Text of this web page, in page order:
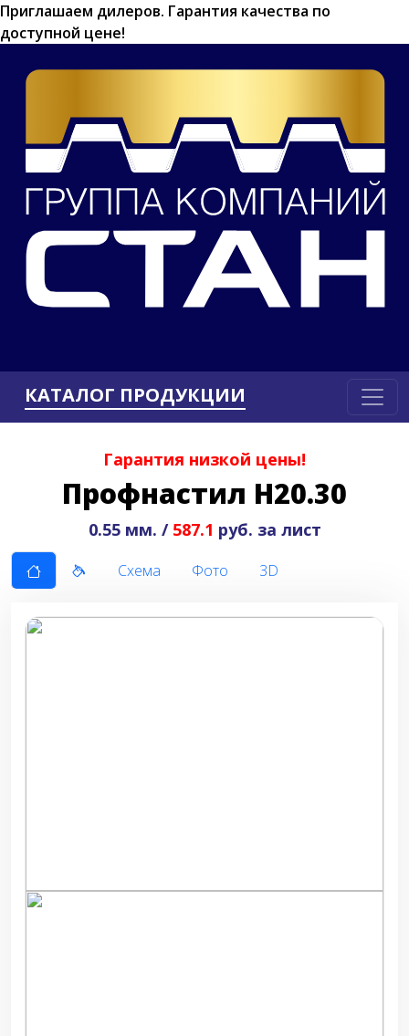
Приглашаем дилеров. Гарантия качества по
доступной цене!
КАТАЛОГ ПРОДУКЦИИ
Гарантия низкой цены!
Профнастил Н20.30
0.55 мм. / 587.1 руб. за лист
Схема Фото 3D